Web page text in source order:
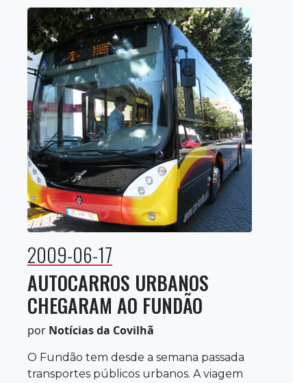
2009-06-17
AUTOCARROS URBANOS
CHEGARAM AO FUNDÃO
por Notícias da Covilhã
O Fundão tem desde a semana passada
transportes públicos urbanos. A viagem